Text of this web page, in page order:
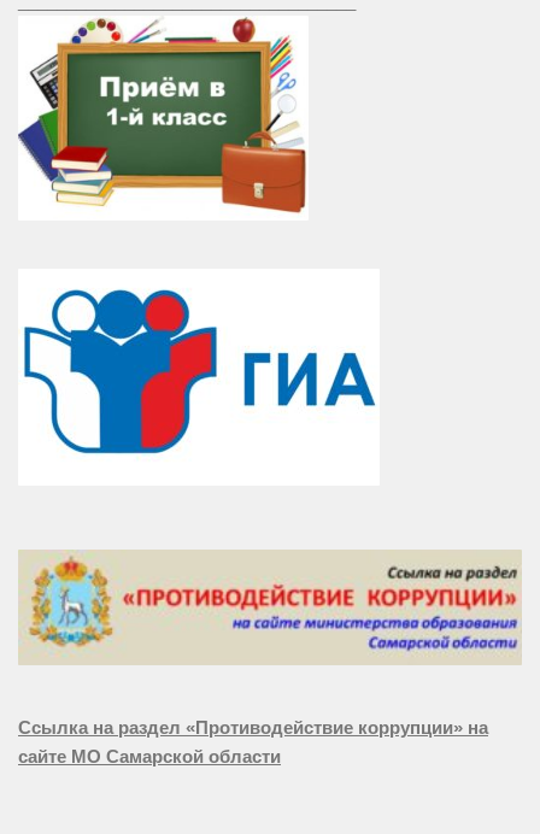
Ссылка на раздел «Противодействие коррупции» на
сайте МО Самарской области